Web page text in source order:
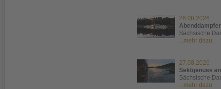
26.08.2026
Sächsische
...mehr dazu
27.08.2026
Sektgenuss
Sächsische
...mehr dazu